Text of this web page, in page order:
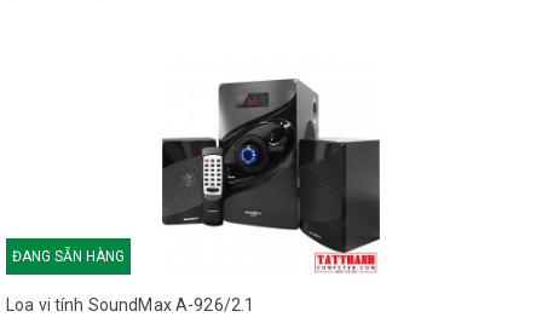
ĐANG SẴN HÀNG
Loa vi tính SoundMax A-926/2.1